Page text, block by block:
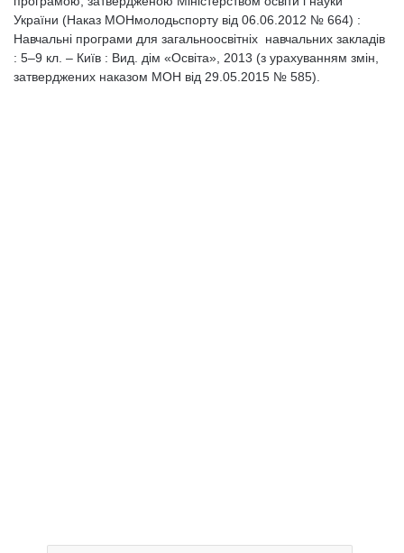
України (Наказ МОНмолодьспорту від 06.06.2012 № 664) :
Навчальні програми для загальноосвітніх навчальних закладів
: 5–9 кл. – Київ : Вид. дім «Освіта», 2013 (з урахуванням змін,
затверджених наказом МОН від 29.05.2015 № 585).